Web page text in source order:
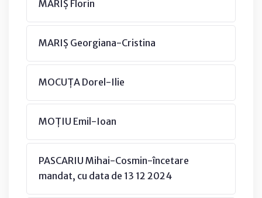
MARIȘ Florin
MARIȘ Georgiana-Cristina
MOCUȚA Dorel-Ilie
MOȚIU Emil-Ioan
PASCARIU Mihai-Cosmin-încetare
mandat, cu data de 13 12 2024